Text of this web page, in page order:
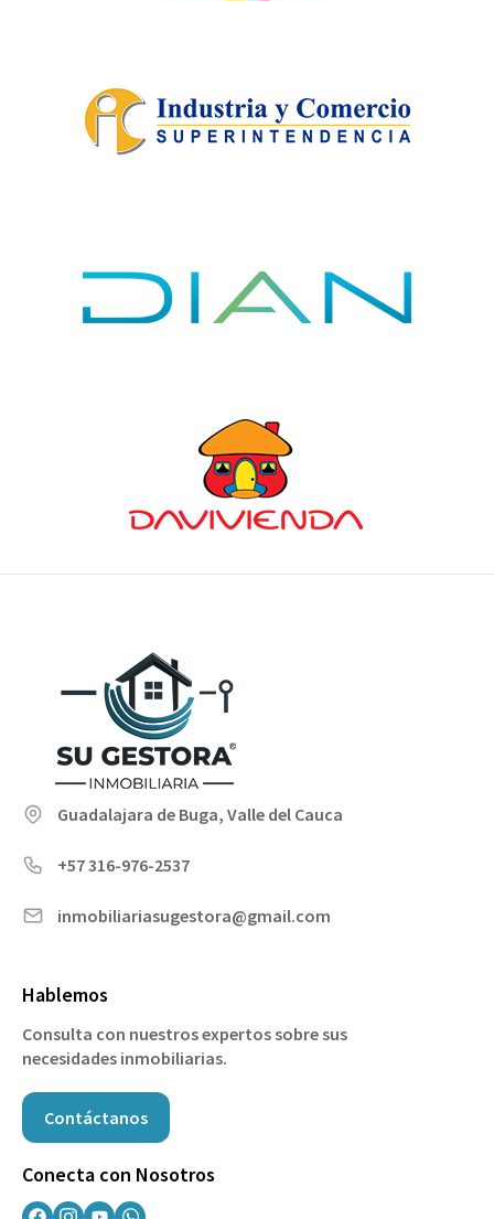
Guadalajara de Buga, Valle del Cauca
+57 316-976-2537
inmobiliariasugestora@gmail.com
Hablemos
Consulta con nuestros expertos sobre sus
necesidades inmobiliarias.
Contáctanos
Conecta con Nosotros